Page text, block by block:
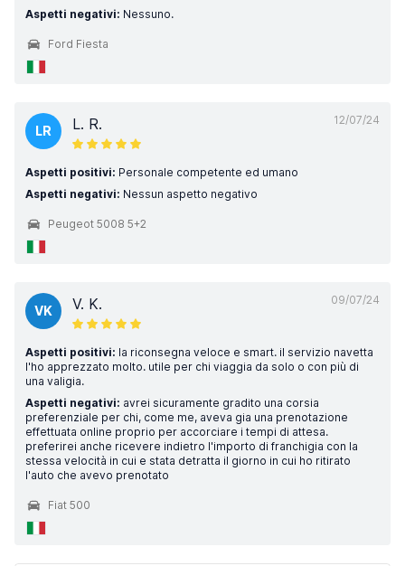
Aspetti negativi: Nessuno.
Ford Fiesta
12/07/24
LR L. R.
Aspetti positivi: Personale competente ed umano
Aspetti negativi: Nessun aspetto negativo
Peugeot 5008 5+2
09/07/24
VK V. K.
Aspetti positivi: la riconsegna veloce e smart. il servizio navetta
l'ho apprezzato molto. utile per chi viaggia da solo o con più di
una valigia.
Aspetti negativi: avrei sicuramente gradito una corsia
preferenziale per chi, come me, aveva gia una prenotazione
effettuata online proprio per accorciare i tempi di attesa.
preferirei anche ricevere indietro l'importo di franchigia con la
stessa velocità in cui e stata detratta il giorno in cui ho ritirato
l'auto che avevo prenotato
Fiat 500